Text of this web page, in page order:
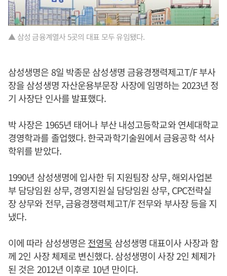
▲ 삼성 금융계열사 5곳의 대표 모두 유임됐다.
삼성생명은 8일 박종문 삼성생명 금융경쟁력제고T/F 부사
장을 삼성생명 자산운용부문장 사장에 임명하는 2023년 정
기 사장단 인사를 발표했다.
박 사장은 1965년 태어나 부산 내성고등학교와 연세대학교
경영학과를 졸업했다. 한국과학기술원에서 금융공학 석사
학위를 받았다.
1990년 삼성생명에 입사한 뒤 지원팀장 상무, 해외사업본
부 담당임원 상무, 경영지원실 담당임원 상무, CPC전략실
장 상무와 전무, 금융경쟁력제고T/F 전무와 부사장 등을 지
냈다.
이에 따라 삼성생명은전영묵 삼성생명 대표이사 사장과 함
께 2인 사장 체제로 변신했다. 삼성생명이 사장 2인 체제가
된 것은 2012년 이후로 10년 만이다.